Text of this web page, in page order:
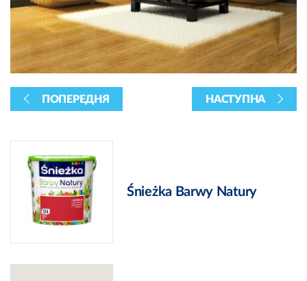
ПОПЕРЕДНЯ НАСТУПНА
Śnieżka Barwy Natury